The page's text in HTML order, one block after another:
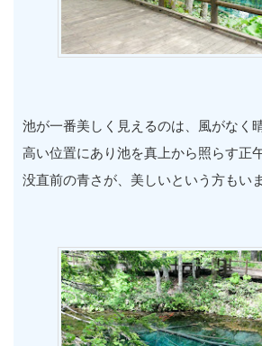
池が一番美しく見えるのは、風がなく
高い位置にあり池を真上から照らす正
没直前の青さが、美しいという方もいま